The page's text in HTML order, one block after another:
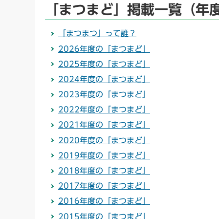
「まつまど」掲載一覧（年
「まつまつ」って誰？
2026年度の「まつまど」
2025年度の「まつまど」
2024年度の「まつまど」
2023年度の「まつまど」
2022年度の「まつまど」
2021年度の「まつまど」
2020年度の「まつまど」
2019年度の「まつまど」
2018年度の「まつまど」
2017年度の「まつまど」
2016年度の「まつまど」
2015年度の「まつまど」